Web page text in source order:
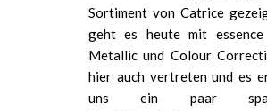
Sortiment von Catrice
geht es heute mit essence
Metallic und Colour
hier auch vertreten und es
uns ein paar